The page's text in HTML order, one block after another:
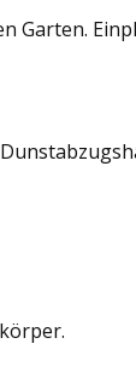
Garten.